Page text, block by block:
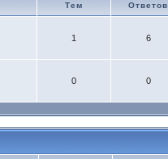
Тем Ответов
1 6
0 0